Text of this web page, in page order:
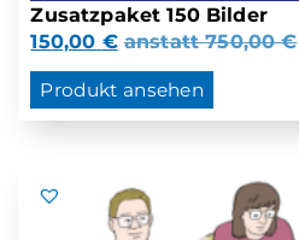
Zusatzpaket 150 Bilder
150,00 € anstatt750,00€
Produkt ansehen